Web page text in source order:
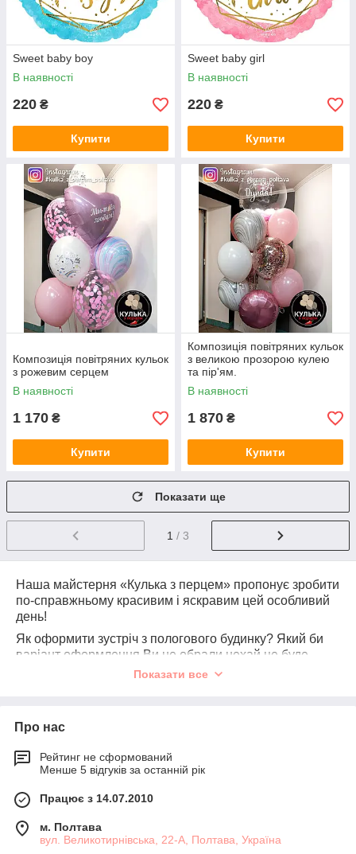
Sweet baby boy
В наявності
220 ₴
Купити
Sweet baby girl
В наявності
220 ₴
Купити
Композиція повітряних кульок
з рожевим серцем
В наявності
1 170 ₴
Купити
Композиція повітряних кульок
з великою прозорою кулею
та пір'ям.
В наявності
1 870 ₴
Купити
Показати ще
1 / 3
Наша майстерня «Кулька з перцем» пропонує зробити
по-справжньому красивим і яскравим цей особливий
день!
Як оформити зустріч з пологового будинку? Який би
варіант оформлення Ви не обрали нехай це буде
найкраща зустріч з пологового будинку і краще
найцікавіших ідей! Повітряні кулі на виписку, наклейки
Оформлення кулями для новонароджених одна з
найпопулярніших послуг в нашій майстерні! Для
для новонароджених - яскраві, переливаються, з
написами - «З днем ​​народження», «Малюк хлопчик»,
«Малюк дівчинка», різнокольорові і світяться! Хмари
Показати все
Про нас
Рейтинг не сформований
Менше 5 відгуків за останній рік
Працює з 14.07.2010
м. Полтава
вул. Великотирнівська, 22-А, Полтава, Україна